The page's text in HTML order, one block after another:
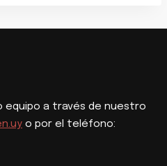
a través de nuestro
o por el teléfono: